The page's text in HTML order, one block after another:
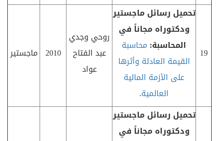
19
تحميل رسائل ماجستير
ودكتوراه مجاناً في
المحاسبة: محاسبة
القيمة العادلة وأثرها
على الأزمة المالية
العالمية.
روحي وجدي
عبد الفتاح
عواد
2010 ماجستير
تحميل رسائل ماجستير
ودكتوراه مجاناً في